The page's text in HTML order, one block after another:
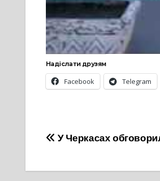
Надіслати друзям
Facebook Telegram
Навігація
У Черкасах